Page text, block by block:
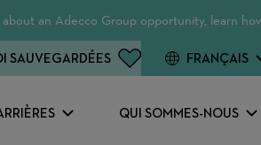
about an Adecco Group opportunity, learn
QUI SOMMES-NOUS
SAUVEGARDÉES FRANÇAIS